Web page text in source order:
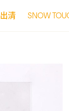
清 SNOW